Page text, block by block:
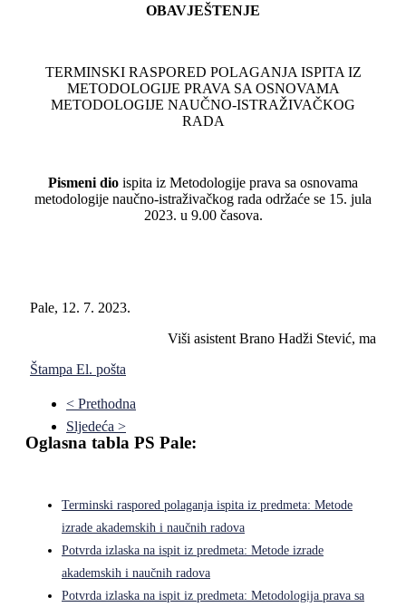
OBAVJEŠTENJE
TERMINSKI RASPORED POLAGANJA ISPITA IZ
METODOLOGIJE PRAVA SA OSNOVAMA
METODOLOGIJE NAUČNO-ISTRAŽIVAČKOG
RADA
Pismeni dio ispita iz Metodologije prava sa osnovama
metodologije naučno-istraživačkog rada održaće se 15. jula
2023. u 9.00 časova.
Pale, 12. 7. 2023.
Viši asistent Brano Hadži Stević, ma
Štampa El. pošta
< Prethodna
Sljedeća >
Oglasna tabla PS Pale:
Terminski raspored polaganja ispita iz predmeta: Metode
izrade akademskih i naučnih radova
Potvrda izlaska na ispit iz predmeta: Metode izrade
akademskih i naučnih radova
Potvrda izlaska na ispit iz predmeta: Metodologija prava sa